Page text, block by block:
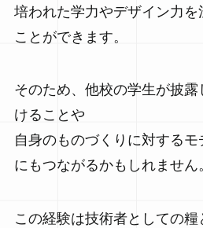
培われた学力やデザイン力を
ことができます。
そのため、他校の学生が披
けることや
自身のものづくりに対する
にもつながるかもしれません
この経験は技術者としての